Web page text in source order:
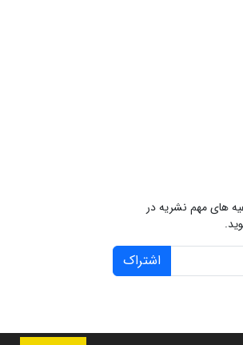
های مهم نشریه در
اشتراک